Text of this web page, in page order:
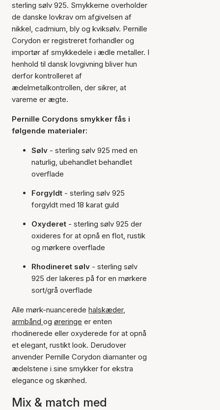
sterling sølv 925. Smykkerne overholder
de danske lovkrav om afgivelsen af
nikkel, cadmium, bly og kviksølv. Pernille
Corydon er registreret forhandler og
importør af smykkedele i ædle metaller. I
henhold til dansk lovgivning bliver hun
derfor kontrolleret af
ædelmetalkontrollen, der sikrer, at
varerne er ægte.
Pernille Corydons smykker fås i
følgende materialer:
Sølv - sterling sølv 925 med en
naturlig, ubehandlet behandlet
overflade
Forgyldt - sterling sølv 925
forgyldt med 18 karat guld
Oxyderet - sterling sølv 925 der
oxideres for at opnå en flot, rustik
og mørkere overflade
Rhodineret sølv - sterling sølv
925 der lakeres på for en mørkere
sort/grå overflade
Alle mørk-nuancerede halskæder,
armbånd og øreringe er enten
rhodinerede eller oxyderede for at opnå
et elegant, rustikt look. Derudover
anvender Pernille Corydon diamanter og
ædelstene i sine smykker for ekstra
elegance og skønhed.
Mix & match med